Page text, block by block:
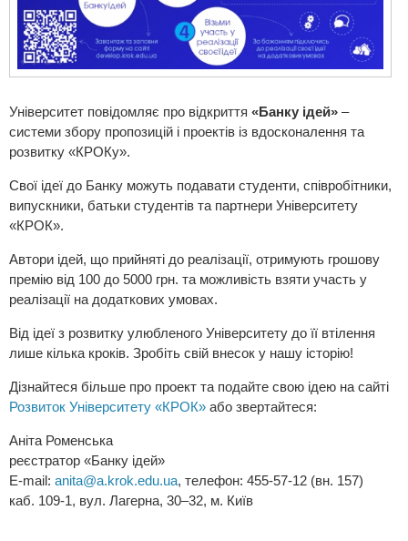
Університет повідомляє про відкриття «Банку ідей» –
системи збору пропозицій і проектів із вдосконалення та
розвитку «КРОКу».
Свої ідеї до Банку можуть подавати студенти, співробітники,
випускники, батьки студентів та партнери Університету
«КРОК».
Автори ідей, що прийняті до реалізації, отримують грошову
премію від 100 до 5000 грн. та можливість взяти участь у
реалізації на додаткових умовах.
Від ідеї з розвитку улюбленого Університету до її втілення
лише кілька кроків. Зробіть свій внесок у нашу історію!
Дізнайтеся більше про проект та подайте свою ідею на сайті
Розвиток Університету «КРОК» або звертайтеся:
Аніта Роменська
реєстратор «Банку ідей»
E-mail: anita@a.krok.edu.ua, телефон: 455-57-12 (вн. 157)
каб. 109-1, вул. Лагерна, 30–32, м. Київ